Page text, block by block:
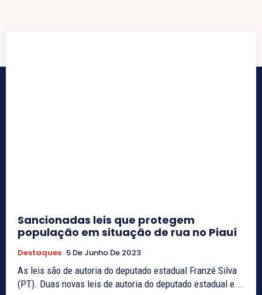
Sancionadas leis que protegem
população em situação de rua no Piauí
Destaques 5 De Junho De 2023
As leis são de autoria do deputado estadual Franzé Silva
(PT). Duas novas leis de autoria do deputado estadual e...